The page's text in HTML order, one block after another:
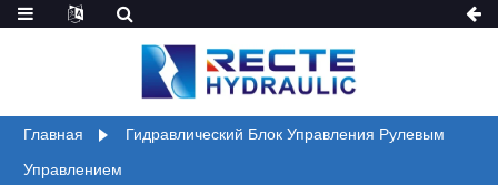
Главная
Гидравлический Блок Управления Рулевым
Управлением